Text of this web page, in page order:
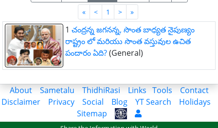
«First
< 1 > »Last
1 చంద్రన్న జగనన్న, సొంత బాధ్యత నైపుణ్యం
రాష్ట్రం లో మరియు సొంత వస్తువుల ఉచిత
పందారం ఏది?(General)
About Sametalu ThidhiRasi Links Tools
Contact
Disclaimer
Privacy Social Blog YT Search
Holidays
Sitemap